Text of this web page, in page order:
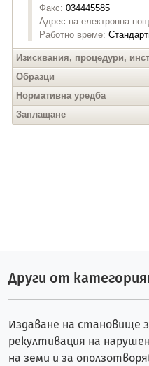
Други от
Издаване на становище
рекултивация на
на земи и за